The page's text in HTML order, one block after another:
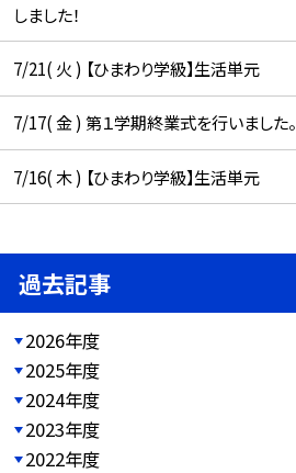
しました！
7/21( 火 ) 【ひまわり学級】生活単元
7/17( 金 ) 第１学期終業式を行いました。
7/16( 木 ) 【ひまわり学級】生活単元
過去記事
2026年度
2025年度
2024年度
2023年度
2022年度